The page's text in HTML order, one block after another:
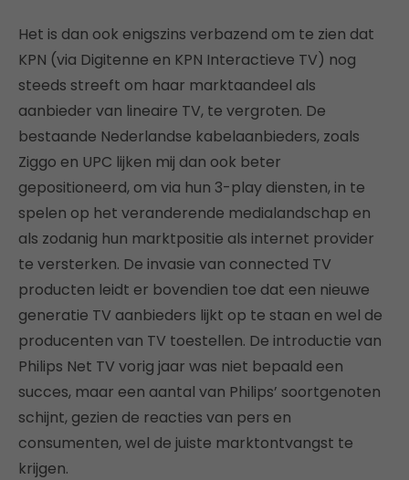
Het is dan ook enigszins verbazend om te zien dat
KPN (via Digitenne en KPN Interactieve TV) nog
steeds streeft om haar marktaandeel als
aanbieder van lineaire TV, te vergroten. De
bestaande Nederlandse kabelaanbieders, zoals
Ziggo en UPC lijken mij dan ook beter
gepositioneerd, om via hun 3-play diensten, in te
spelen op het veranderende medialandschap en
als zodanig hun marktpositie als internet provider
te versterken. De invasie van connected TV
producten leidt er bovendien toe dat een nieuwe
generatie TV aanbieders lijkt op te staan en wel de
producenten van TV toestellen. De introductie van
Philips Net TV vorig jaar was niet bepaald een
succes, maar een aantal van Philips’ soortgenoten
schijnt, gezien de reacties van pers en
consumenten, wel de juiste marktontvangst te
krijgen.